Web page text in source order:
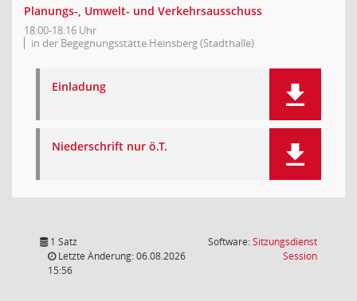
Planungs-, Umwelt- und Verkehrsausschuss
18:00-18:16 Uhr
in der Begegnungsstätte Heinsberg (Stadthalle)
Einladung
Niederschrift nur ö.T.
1 Satz
Letzte Änderung: 06.08.2026
15:56
Software:Sitzungsdienst
Session(Wird in